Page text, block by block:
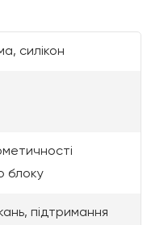
силікон
блоку
підтримання